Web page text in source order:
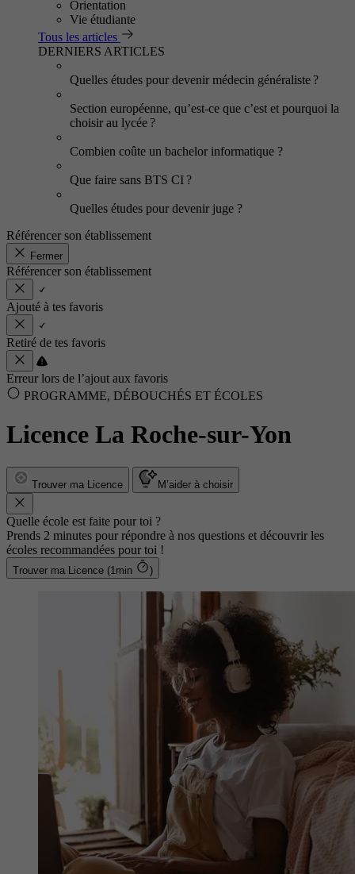
Orientation
Vie étudiante
Tous les articles
DERNIERS ARTICLES
Quelles études pour devenir médecin généraliste ?
Section européenne, qu’est-ce que c’est et pourquoi la
choisir au lycée ?
Combien coûte un bachelor informatique ?
Que faire sans BTS CI ?
Quelles études pour devenir juge ?
Référencer son établissement
Fermer
Référencer son établissement
Ajouté à tes favoris
Retiré de tes favoris
Erreur lors de l’ajout aux favoris
PROGRAMME, DÉBOUCHÉS ET ÉCOLES
Licence La Roche-sur-Yon
Trouver ma Licence M’aider à choisir
Quelle école est faite pour toi ?
Prends 2 minutes pour répondre à nos questions et découvrir les
écoles recommandées pour toi !
Trouver ma Licence (1min )